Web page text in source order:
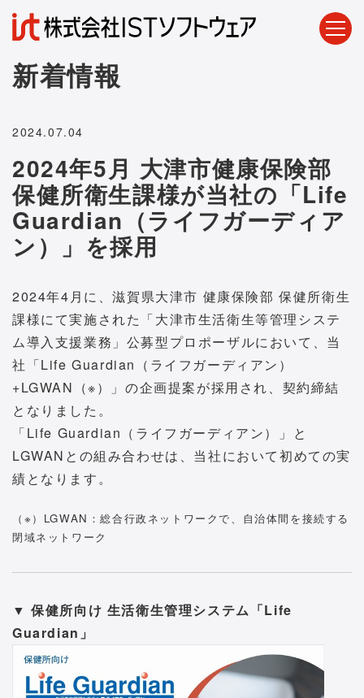
新着情報
2024.07.04
2024年5月 大津市健康保険部
保健所衛生課様が当社の「Life
Guardian（ライフガーディア
ン）」を採用
2024年4月に、滋賀県大津市 健康保険部 保健所衛生
課様にて実施された「大津市生活衛生等管理システ
ム導入支援業務」公募型プロポーザルにおいて、当
社「Life Guardian（ライフガーディアン）
+LGWAN（※）」の企画提案が採用され、契約締結
となりました。
「Life Guardian（ライフガーディアン）」と
LGWANとの組み合わせは、当社において初めての実
績となります。
（※）LGWAN：総合行政ネットワークで、自治体間を接続する
閉域ネットワーク
▼ 保健所向け 生活衛生管理システム「Life
Guardian」